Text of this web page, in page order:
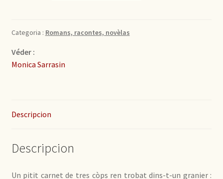
Categoria : Romans, racontes, novèlas
Véder :
Monica Sarrasin
Descripcion
Descripcion
Un pitit carnet de tres còps ren trobat dins-t-un granier :